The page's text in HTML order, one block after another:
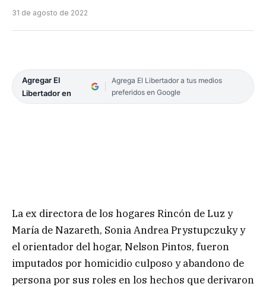
31 de agosto de 2022
Agregar El
Libertador en
Agrega El Libertador a tus medios
preferidos en Google
La ex directora de los hogares Rincón de Luz y
María de Nazareth, Sonia Andrea Prystupczuky y
el orientador del hogar, Nelson Pintos, fueron
imputados por homicidio culposo y abandono de
persona por sus roles en los hechos que derivaron